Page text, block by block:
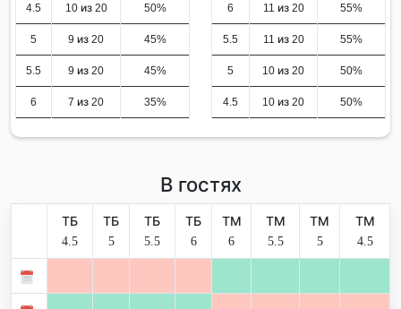
4.5 10 из 20 50%
5 9 из 20 45%
5.5 9 из 20 45%
6 7 из 20 35%
6 11 из 20 55%
5.5 11 из 20 55%
5 10 из 20 50%
4.5 10 из 20 50%
В гостях
ТБ
4.5
ТБ
5
ТБ
5.5
ТБ
6
ТМ
6
ТМ
5.5
ТМ
5
ТМ
4.5